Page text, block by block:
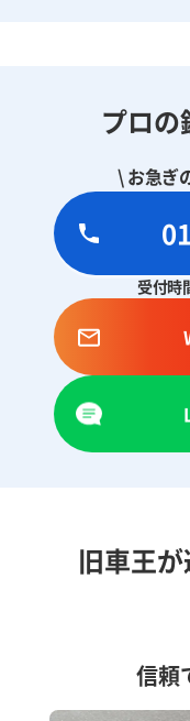
プロの
\ お急ぎ
受付時
旧車王
信頼